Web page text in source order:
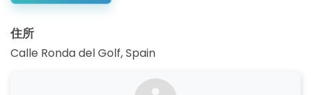
住所
Calle Ronda del Golf,Spain